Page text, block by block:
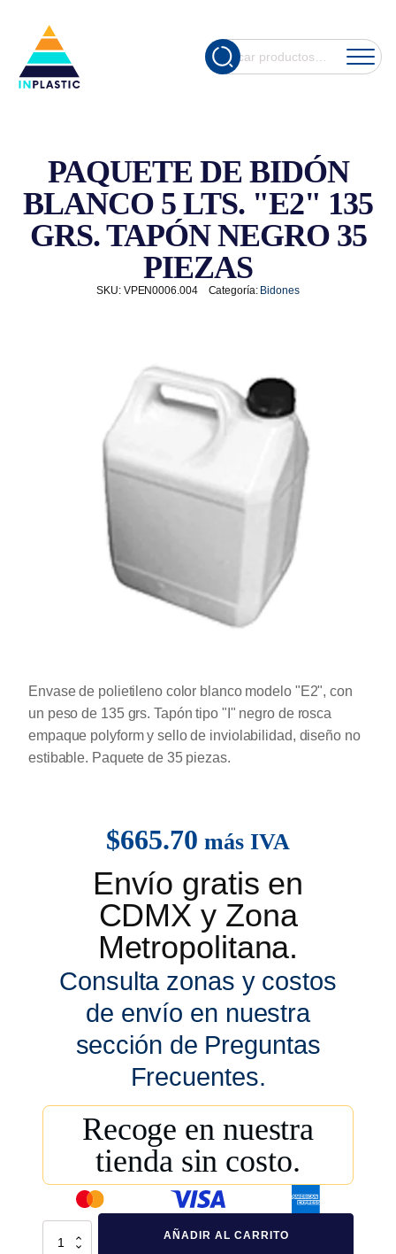
Buscar
por:
Cuando hay
PAQUETE DE BIDÓN
BLANCO 5 LTS. "E2" 135
GRS. TAPÓN NEGRO 35
PIEZAS
SKU: VPEN0006.004 Categoría: Bidones
Envase de polietileno color blanco modelo "E2", con
un peso de 135 grs. Tapón tipo "I" negro de rosca
empaque polyform y sello de inviolabilidad, diseño no
estibable. Paquete de 35 piezas.
$665.70 más IVA
Envío gratis en
CDMX y Zona
Metropolitana.
Consulta zonas y costos
de envío en nuestra
sección de Preguntas
Frecuentes.
Recoge en nuestra
tienda sin costo.
AÑADIR AL CARRITO